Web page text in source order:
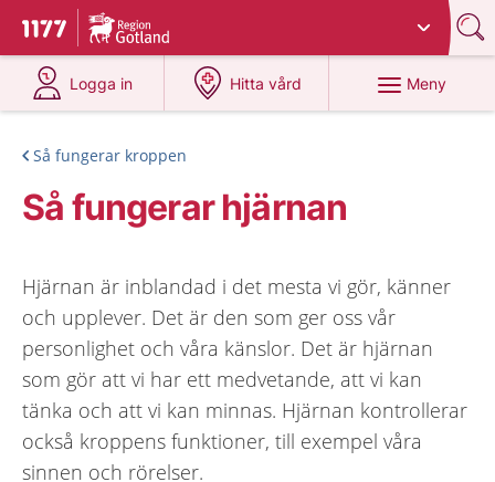
Till startsidan för 1177
Du har valt region
Logga in
på 1177.se
Hitta vård
på 1177.se
Meny
Så fungerar kroppen
Så fungerar hjärnan
Hjärnan är inblandad i det mesta vi gör, känner
och upplever. Det är den som ger oss vår
personlighet och våra känslor. Det är hjärnan
som gör att vi har ett medvetande, att vi kan
tänka och att vi kan minnas. Hjärnan kontrollerar
också kroppens funktioner, till exempel våra
sinnen och rörelser.